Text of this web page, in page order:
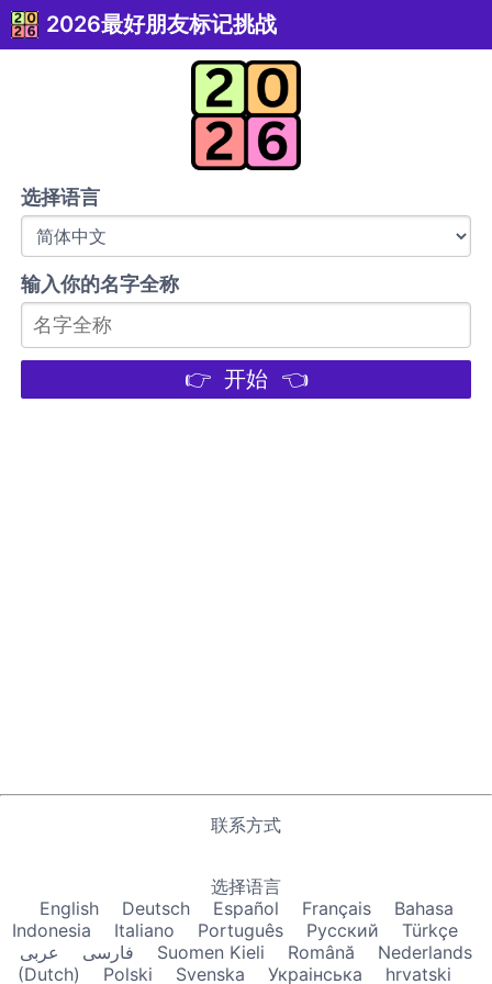
2026最好朋友标记挑战
选择语言
输入你的名字全称
👉 开始 👈
联系方式
选择语言
English
Deutsch Español Français
Bahasa
Indonesia
Italiano Português Русский
Türkçe
فارسی
عربى Suomen Kieli Română
Nederlands
(Dutch)
Polski Svenska Украiнська hrvatski